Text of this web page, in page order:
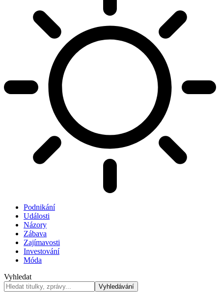
Podnikání
Události
Názory
Zábava
Zajímavosti
Investování
Móda
Vyhledat